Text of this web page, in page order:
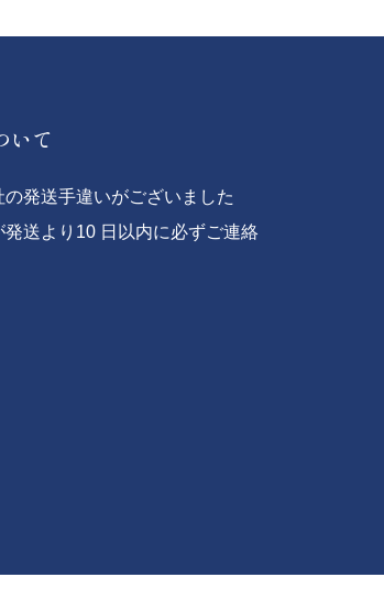
いて
発送手違いがございました
発送より10 日以内に必ずご連絡